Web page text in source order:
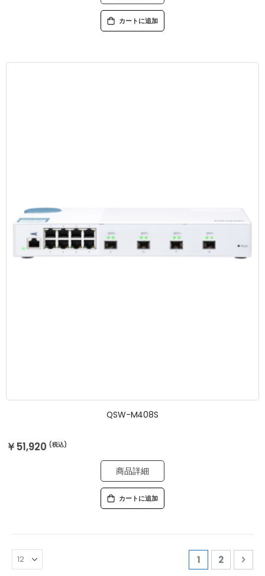
カートに追加
QSW-M408S
￥51,920
商品詳細
カートに追加
ー
ページを読んで
1 ページ
2 ペー
次